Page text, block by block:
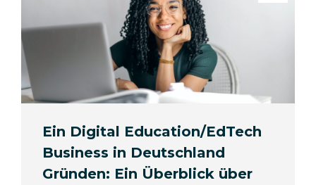
Ein Digital Education/EdTech
Business in Deutschland
Gründen: Ein Überblick über